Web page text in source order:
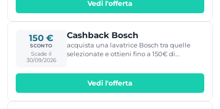
Vedi l'offerta
150 €
SCONTO
Scade il
30/09/2026
Cashback Bosch
acquista una lavatrice Bosch tra quelle
selezionate e ottieni fino a 150€ di
Vedi l'offerta